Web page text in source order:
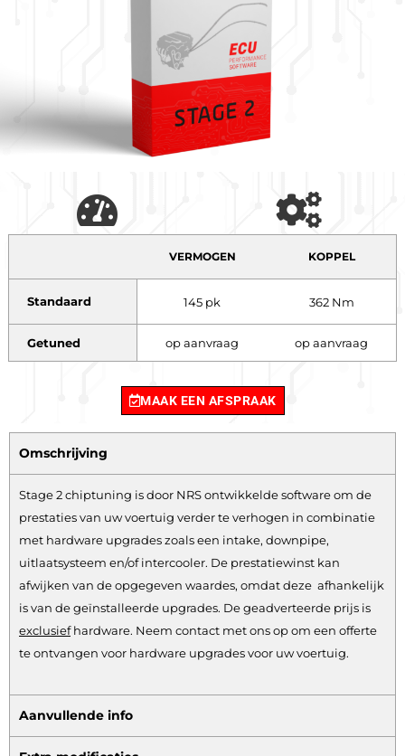
VERMOGEN KOPPEL
Standaard 145 pk 362 Nm
Getuned op aanvraag op aanvraag
MAAK EEN AFSPRAAK
Omschrijving
Stage 2 chiptuning is door NRS ontwikkelde software om de
prestaties van uw voertuig verder te verhogen in combinatie
met hardware upgrades zoals een intake, downpipe,
uitlaatsysteem en/of intercooler. De prestatiewinst kan
afwijken van de opgegeven waardes, omdat deze afhankelijk
is van de geïnstalleerde upgrades. De geadverteerde prijs is
exclusiefhardware. Neem contact met ons op om een offerte
te ontvangen voor hardware upgrades voor uw voertuig.
Aanvullende info